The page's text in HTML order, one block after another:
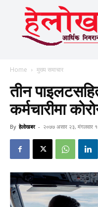
Home मुख्य समाचार
तीन
कर्मचारीमा
By हेलाेखबर - २०७७ असार २३, मंगलवार